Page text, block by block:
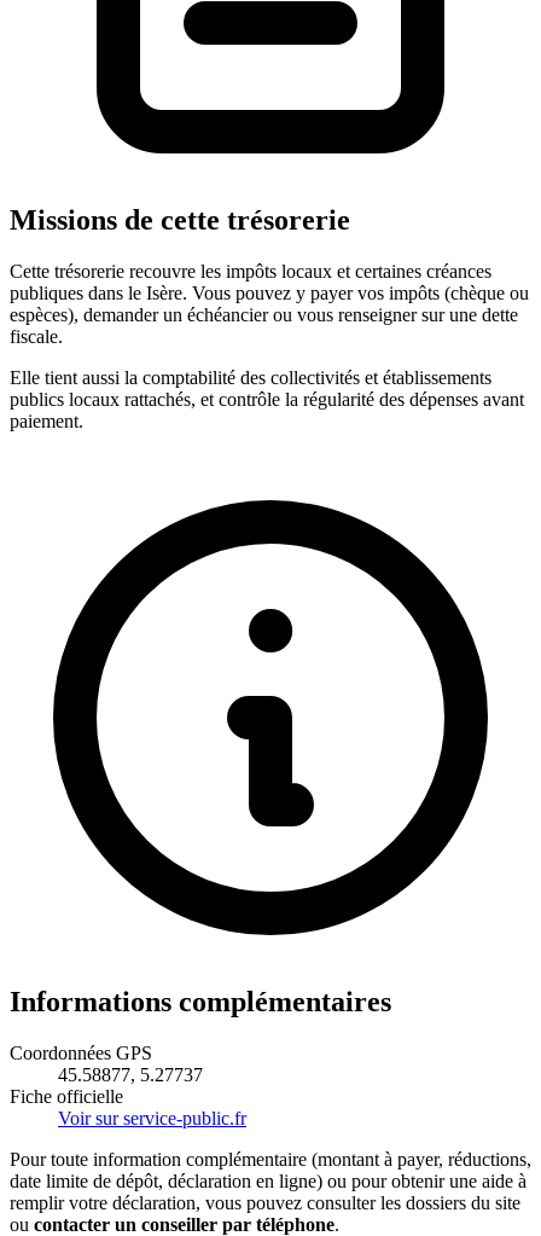
Missions de cette trésorerie
Cette trésorerie recouvre les impôts locaux et certaines créances
publiques dans le Isère. Vous pouvez y payer vos impôts (chèque ou
espèces), demander un échéancier ou vous renseigner sur une dette
fiscale.
Elle tient aussi la comptabilité des collectivités et établissements
publics locaux rattachés, et contrôle la régularité des dépenses avant
paiement.
Informations complémentaires
Coordonnées GPS
45.58877, 5.27737
Fiche officielle
Voir sur service-public.fr
Pour toute information complémentaire (montant à payer, réductions,
date limite de dépôt, déclaration en ligne) ou pour obtenir une aide à
remplir votre déclaration, vous pouvez consulter les dossiers du site
ou contacter un conseiller par téléphone.